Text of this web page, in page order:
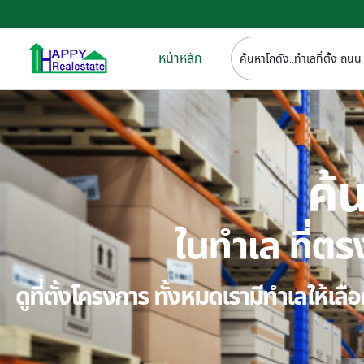
หน้าหลัก
ค้
ในทำเล ที่ต
ดูที่ตั้งโครงการ ทั้งหมดเรามีทำเลให้เ